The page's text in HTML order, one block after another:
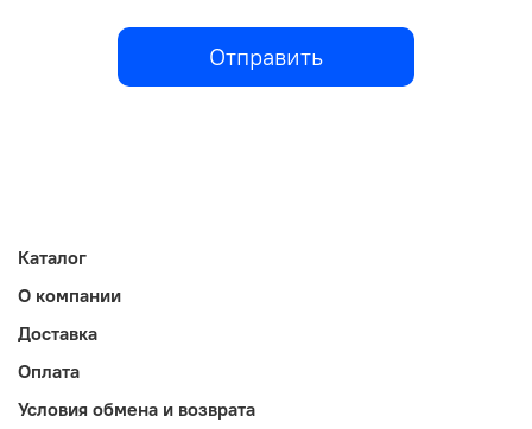
Отправить
Каталог
О компании
Доставка
Оплата
Условия обмена и возврата